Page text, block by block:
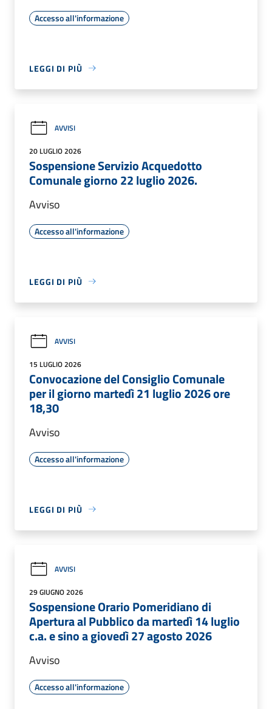
Accesso all'informazione
LEGGI DI PIÙ
AVVISI
20 LUGLIO 2026
Sospensione Servizio Acquedotto
Comunale giorno 22 luglio 2026.
Avviso
Accesso all'informazione
LEGGI DI PIÙ
AVVISI
15 LUGLIO 2026
Convocazione del Consiglio Comunale
per il giorno martedì 21 luglio 2026 ore
18,30
Avviso
Accesso all'informazione
LEGGI DI PIÙ
AVVISI
29 GIUGNO 2026
Sospensione Orario Pomeridiano di
Apertura al Pubblico da martedì 14 luglio
c.a. e sino a giovedì 27 agosto 2026
Avviso
Accesso all'informazione